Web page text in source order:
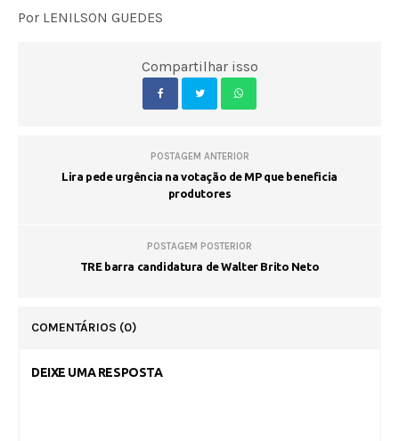
Por LENILSON GUEDES
Compartilhar isso
POSTAGEM ANTERIOR
Lira pede urgência na votação de MP que beneficia
produtores
POSTAGEM POSTERIOR
TRE barra candidatura de Walter Brito Neto
COMENTÁRIOS (0)
DEIXE UMA RESPOSTA